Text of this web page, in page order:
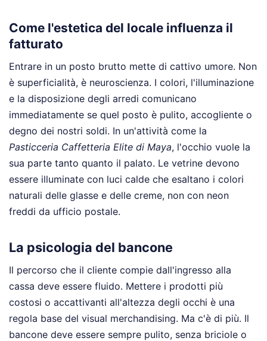
Come l'estetica del locale influenza il
fatturato
Entrare in un posto brutto mette di cattivo umore. Non
è superficialità, è neuroscienza. I colori, l'illuminazione
e la disposizione degli arredi comunicano
immediatamente se quel posto è pulito, accogliente o
degno dei nostri soldi. In un'attività come la
Pasticceria Caffetteria Elite di Maya, l'occhio vuole la
sua parte tanto quanto il palato. Le vetrine devono
essere illuminate con luci calde che esaltano i colori
naturali delle glasse e delle creme, non con neon
freddi da ufficio postale.
La psicologia del bancone
Il percorso che il cliente compie dall'ingresso alla
cassa deve essere fluido. Mettere i prodotti più
costosi o accattivanti all'altezza degli occhi è una
regola base del visual merchandising. Ma c'è di più. Il
bancone deve essere sempre pulito, senza briciole o